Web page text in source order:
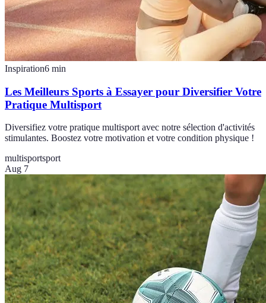
Inspiration6 min
Les Meilleurs Sports à Essayer pour Diversifier Votre
Pratique Multisport
Diversifiez votre pratique multisport avec notre sélection d'activités
stimulantes. Boostez votre motivation et votre condition physique !
multisportsport
Aug 7